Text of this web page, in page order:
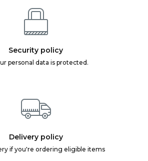
Security policy
personal data is protected.
Delivery policy
if you're ordering eligible items